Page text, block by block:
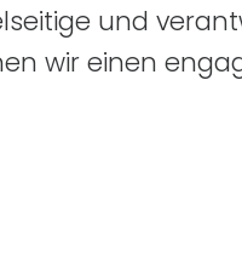
und
wir einen